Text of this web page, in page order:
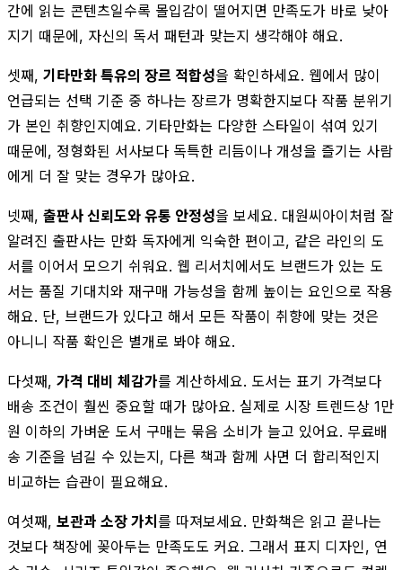
간에 읽는 콘텐츠일수록 몰입감이 떨어지면 만족도가 바로 낮아
지기 때문에, 자신의 독서 패턴과 맞는지 생각해야 해요.
셋째, 기타만화 특유의 장르 적합성을 확인하세요. 웹에서 많이
언급되는 선택 기준 중 하나는 장르가 명확한지보다 작품 분위기
가 본인 취향인지예요. 기타만화는 다양한 스타일이 섞여 있기
때문에, 정형화된 서사보다 독특한 리듬이나 개성을 즐기는 사람
에게 더 잘 맞는 경우가 많아요.
넷째, 출판사 신뢰도와 유통 안정성을 보세요. 대원씨아이처럼 잘
알려진 출판사는 만화 독자에게 익숙한 편이고, 같은 라인의 도
서를 이어서 모으기 쉬워요. 웹 리서치에서도 브랜드가 있는 도
서는 품질 기대치와 재구매 가능성을 함께 높이는 요인으로 작용
해요. 단, 브랜드가 있다고 해서 모든 작품이 취향에 맞는 것은
아니니 작품 확인은 별개로 봐야 해요.
다섯째, 가격 대비 체감가를 계산하세요. 도서는 표기 가격보다
배송 조건이 훨씬 중요할 때가 많아요. 실제로 시장 트렌드상 1만
원 이하의 가벼운 도서 구매는 묶음 소비가 늘고 있어요. 무료배
송 기준을 넘길 수 있는지, 다른 책과 함께 사면 더 합리적인지
비교하는 습관이 필요해요.
여섯째, 보관과 소장 가치를 따져보세요. 만화책은 읽고 끝나는
것보다 책장에 꽂아두는 만족도도 커요. 그래서 표지 디자인, 연